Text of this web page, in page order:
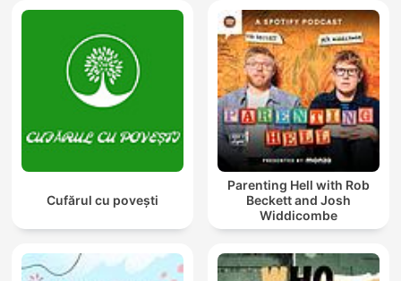
Cufărul cu povești
Parenting Hell with Rob
Beckett and Josh
Widdicombe